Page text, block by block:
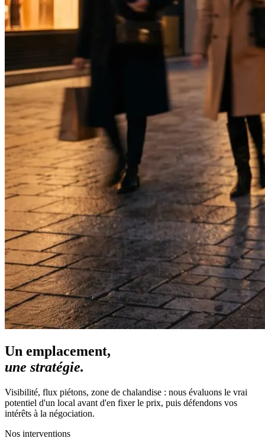
Un emplacement,
une stratégie.
Visibilité, flux piétons, zone de chalandise : nous évaluons le vrai
potentiel d'un local avant d'en fixer le prix, puis défendons vos
intérêts à la négociation.
Nos interventions